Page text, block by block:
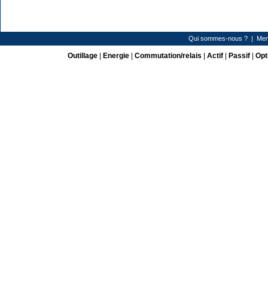
Qui sommes-nous ? |
Outillage| Energie| Commutation/relais Actif| Passif|